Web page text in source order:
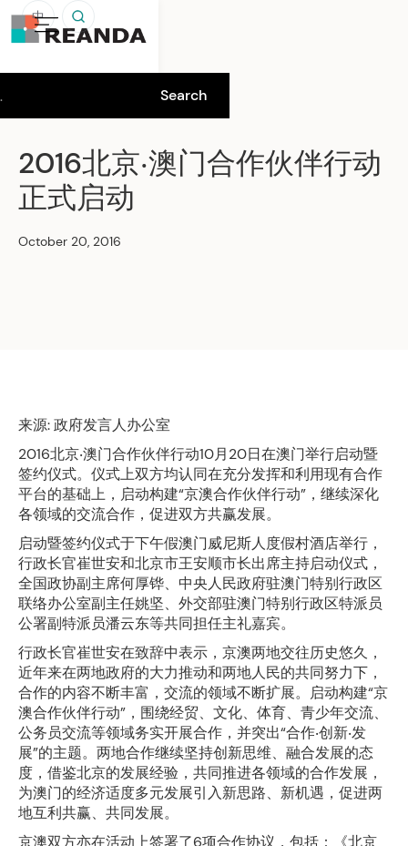
中
2016北京‧澳门合作伙伴行动
正式启动
October 20, 2016
来源: 政府发言人办公室
2016北京‧澳门合作伙伴行动10月20日在澳门举行启动暨
签约仪式。仪式上双方均认同在充分发挥和利用现有合作
平台的基础上，启动构建“京澳合作伙伴行动”，继续深化
各领域的交流合作，促进双方共赢发展。
启动暨签约仪式于下午假澳门威尼斯人度假村酒店举行，
行政长官崔世安和北京市王安顺市长出席主持启动仪式，
全国政协副主席何厚铧、中央人民政府驻澳门特别行政区
联络办公室副主任姚坚、外交部驻澳门特别行政区特派员
公署副特派员潘云东等共同担任主礼嘉宾。
行政长官崔世安在致辞中表示，京澳两地交往历史悠久，
近年来在两地政府的大力推动和两地人民的共同努力下，
合作的内容不断丰富，交流的领域不断扩展。启动构建“京
澳合作伙伴行动”，围绕经贸、文化、体育、青少年交流、
公务员交流等领域务实开展合作，并突出“合作‧创新‧发
展”的主题。两地合作继续坚持创新思维、融合发展的态
度，借鉴北京的发展经验，共同推进各领域的合作发展，
为澳门的经济适度多元发展引入新思路、新机遇，促进两
地互利共赢、共同发展。
京澳双方亦在活动上签署了6项合作协议，包括：《北京